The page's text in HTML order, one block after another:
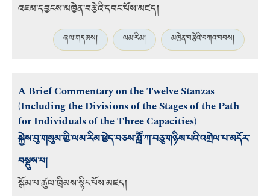
འཇམ་དབྱངས་མཁྱེན་བརྩེའི་དབང་པོས་མཛད།
ཞལ་གདམས། ལམ་རིམ། མཁྱེན་བརྩེའི་བཀའ་བབས།
A Brief Commentary on the Twelve Stanzas
(Including the Divisions of the Stages of the Path
for Individuals of the Three Capacities)
སྐྱེས་བུ་གསུམ་གྱི་ལམ་རིམ་ཕྱེད་བཅས་ཤླཽ་ཀ་བཅུ་གཉིས་པའི་འགྲེལ་པ་མདོར་
བསྡུས་པ།
སྒོམ་པ་ཚུལ་ཁྲིམས་སྙིང་པོས་མཛད།